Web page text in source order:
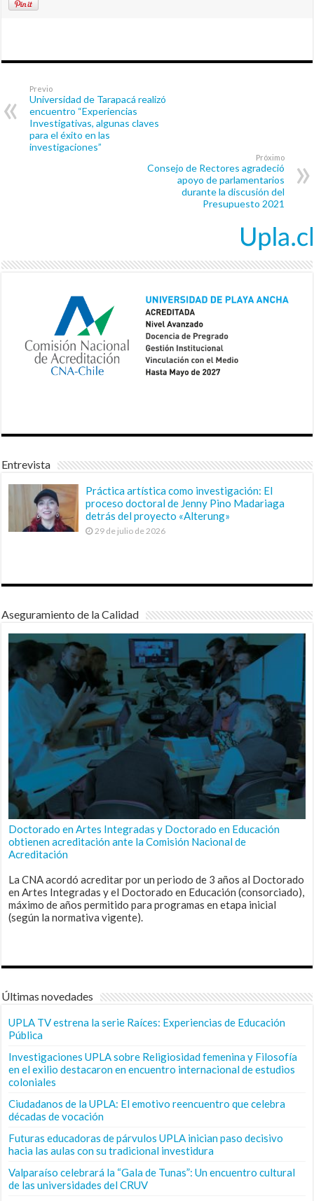
Previo
Universidad de Tarapacá realizó
encuentro “Experiencias
Investigativas, algunas claves
para el éxito en las
investigaciones”
Próximo
Consejo de Rectores agradeció
apoyo de parlamentarios
durante la discusión del
Presupuesto 2021
Entrevista
Práctica artística como investigación: El
proceso doctoral de Jenny Pino Madariaga
detrás del proyecto «Alterung»
29 de julio de 2026
Aseguramiento de la Calidad
Doctorado en Artes Integradas y Doctorado en Educación
obtienen acreditación ante la Comisión Nacional de
Acreditación
La CNA acordó acreditar por un periodo de 3 años al Doctorado
en Artes Integradas y el Doctorado en Educación (consorciado),
máximo de años permitido para programas en etapa inicial
(según la normativa vigente).
Últimas novedades
UPLA TV estrena la serie Raíces: Experiencias de Educación
Pública
Investigaciones UPLA sobre Religiosidad femenina y Filosofía
en el exilio destacaron en encuentro internacional de estudios
coloniales
Ciudadanos de la UPLA: El emotivo reencuentro que celebra
décadas de vocación
Futuras educadoras de párvulos UPLA inician paso decisivo
hacia las aulas con su tradicional investidura
Valparaíso celebrará la “Gala de Tunas”: Un encuentro cultural
de las universidades del CRUV